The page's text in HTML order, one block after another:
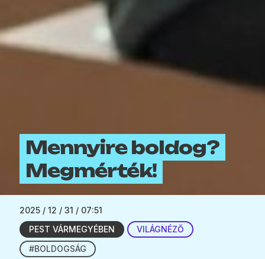
Mennyire boldog?
Megmérték!
2025 / 12 / 31 / 07:51
PEST VÁRMEGYÉBEN
VILÁGNÉZŐ
#BOLDOGSÁG